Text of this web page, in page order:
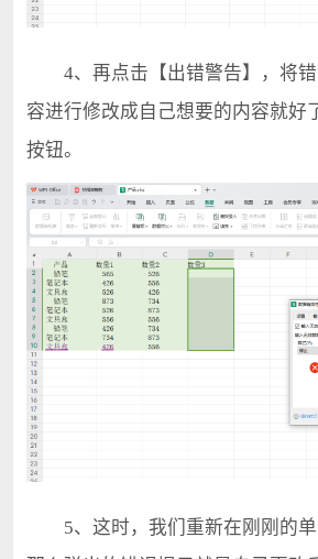
4、再点击【出错警告】，将错
容进行修改成自己想要的内容就好
按钮。
5、这时，我们重新在刚刚的单